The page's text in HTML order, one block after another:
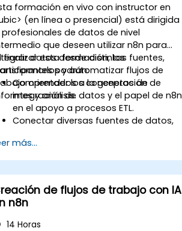
formación en vivo con instructor en
(en línea o presencial) está dirigida
de datos de nivel
que deseen utilizar n8n para
datos desde distintas fuentes,
y automatizar flujos de
orientados a la generación de
y análisis.
finalizar esta formación, los
podrán:
Comprender los conceptos de
integración de datos y el papel de n8n
en el apoyo a procesos ETL.
Conectar diversas fuentes de datos,
almacenamiento en la nube y API,
utilizando n8n.
analíticos.
Automatizar flujos de trabajo ETL para
atender las necesidades de informes
de datos entre sistemas.
más...
de flujos de trabajo con IA
n8n
14 Horas